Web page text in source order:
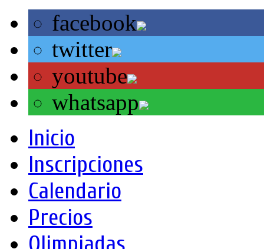
facebook
twitter
youtube
whatsapp
Inicio
Inscripciones
Calendario
Precios